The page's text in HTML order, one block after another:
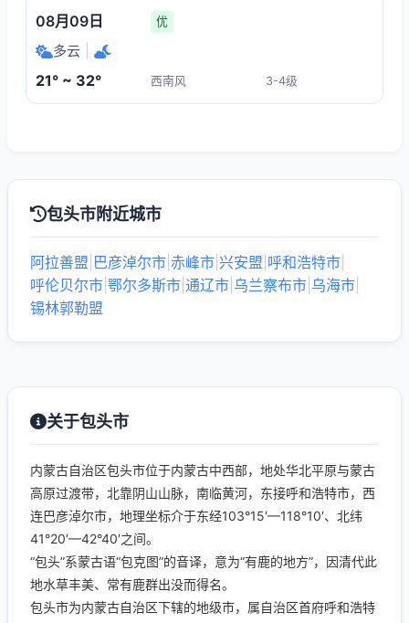
08月09日 优
多云
21° ~ 32° 西南风 3-4级
包头市附近城市
阿拉善盟 巴彦淖尔市 赤峰市 兴安盟 呼和浩特市
呼伦贝尔市 鄂尔多斯市 通辽市 乌兰察布市 乌海市
锡林郭勒盟
关于包头市
内蒙古自治区包头市位于内蒙古中西部，地处华北平原与蒙古
高原过渡带，北靠阴山山脉，南临黄河，东接呼和浩特市，西
连巴彦淖尔市，地理坐标介于东经103°15′—118°10′、北纬
41°20′—42°40′之间。
“包头”系蒙古语“包克图”的音译，意为“有鹿的地方”，因清代此
地水草丰美、常有鹿群出没而得名。
包头市为内蒙古自治区下辖的地级市，属自治区首府呼和浩特